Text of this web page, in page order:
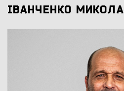
ІВАНЧЕНКО МИКОЛА